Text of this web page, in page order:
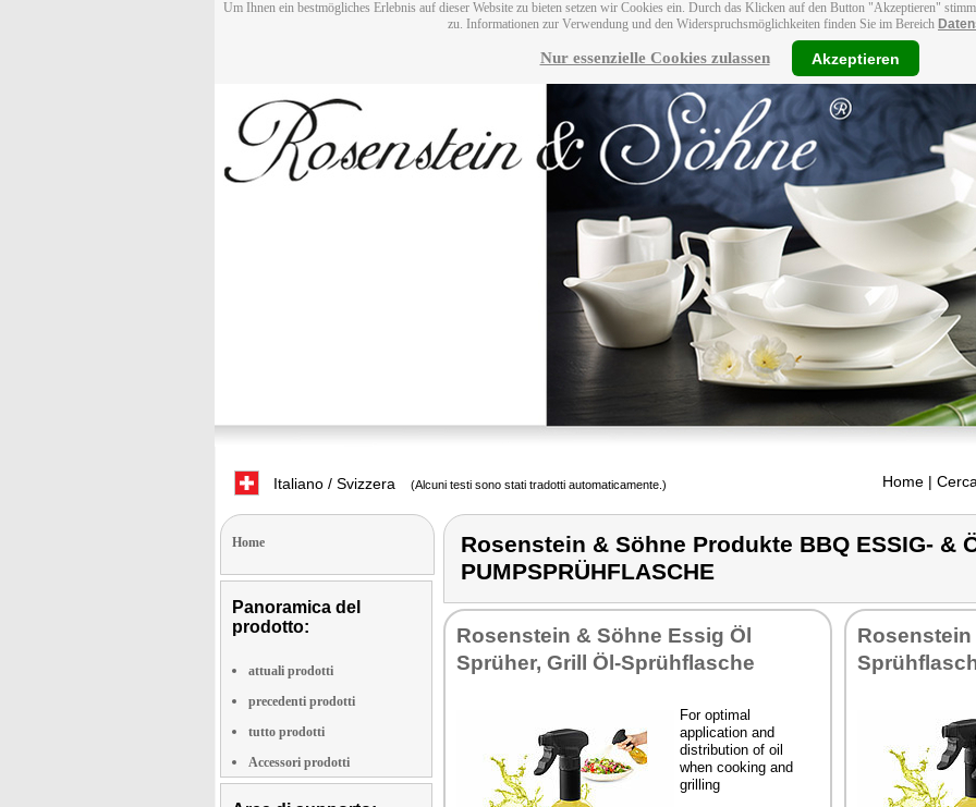
Um Ihnen ein bestmögliches Erlebnis auf dieser Website zu bieten setzen wir Cookies ein. Durch das Klicken auf den Button "Akzeptieren"
zu. Informationen zur Verwendung und den Widerspruchsmöglichkeiten finden Sie im Bereich
Nur essenzielle Cookies zulassen Akzeptieren
Italiano / Svizzera (Alcuni testi sono stati tradotti automaticamente.) Home |
Home
Panoramica del
prodotto:
attuali prodotti
precedenti prodotti
tutto prodotti
Accessori prodotti
Rosenstein & Söhne Produkte BBQ ESSIG- &
PUMPSPRÜHFLASCHE
Rosenstein & Söhne Essig Öl
Sprüher, Grill Öl-Sprühflasche
For optimal
application and
distribution of oil
when cooking and
grilling